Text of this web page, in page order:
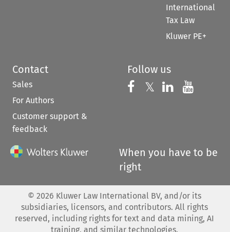
International
Tax Law
Kluwer PE+
Contact
Sales
For Authors
Customer support &
feedback
Follow us
Follow us on
𝕏 Follow us on
Follow us
When you have to be
right
© 2026 Kluwer Law International BV, and/or its
subsidiaries, licensors, and contributors. All rights
reserved, including rights for text and data mining, AI
training, and similar technologies.